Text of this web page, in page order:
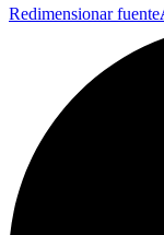
Redimensionar fuente